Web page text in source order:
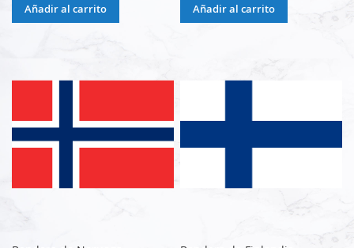
Añadir al carrito Añadir al carrito